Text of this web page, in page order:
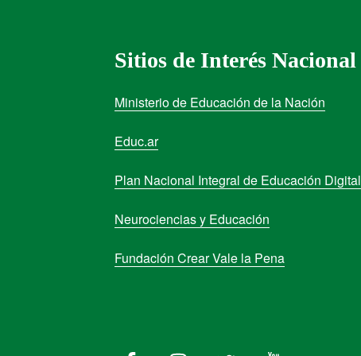
Sitios de Interés Nacional
Ministerio de Educación de la Nación
Educ.ar
Plan Nacional Integral de Educación Digital
Neurociencias y Educación
Fundación Crear Vale la Pena